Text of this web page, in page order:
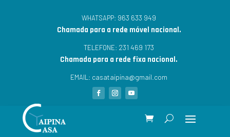
WHATSAPP: 963 633 949
Chamada para a rede móvel nacional.
TELEFONE: 231 469 173
Chamada para a rede fixa nacional.
EMAIL: casataipina@gmail.com